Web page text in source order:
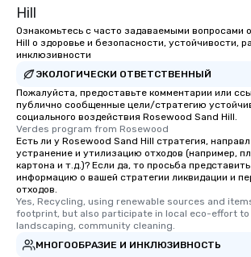
Hill
Ознакомьтесь с часто задаваемыми вопросами
Hill о здоровье и безопасности, устойчивости,
инклюзивности
ЭКОЛОГИЧЕСКИ ОТВЕТСТВЕННЫЙ
Пожалуйста, предоставьте комментарии или
публично сообщенные цели/стратегию
социального воздействия Rosewood Sand Hill.
Verdes program from Rosewood
Есть ли у Rosewood Sand Hill стратегия,
устранение и утилизацию отходов (например,
картона и т.д.)? Если да, то просьба
информацию о вашей стратегии ликвидации и
отходов.
Yes, Recycling, using renewable sources and
footprint, but also participate in local eco-effort to
landscaping, community cleaning.
МНОГООБРАЗИЕ И ИНКЛЮЗИВНОСТЬ